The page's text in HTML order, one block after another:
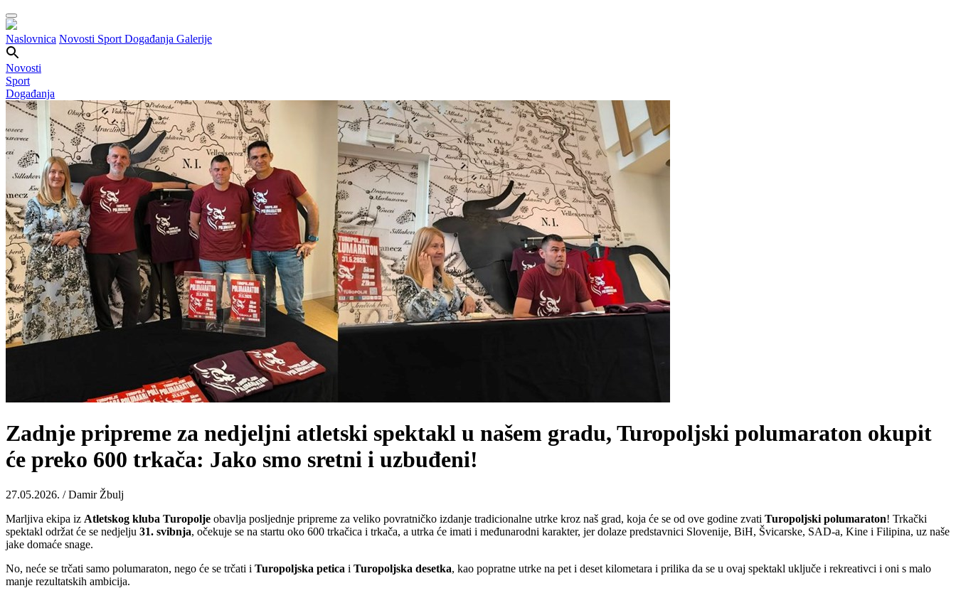
Naslovnica Novosti Sport Događanja Galerije
Novosti
Sport
Događanja
Zadnje pripreme za nedjeljni atletski spektakl u našem gradu, Turopoljski polumaraton okupit
će preko 600 trkača: Jako smo sretni i uzbuđeni!
27.05.2026. / Damir Žbulj
Marljiva ekipa iz Atletskog kluba Turopolje obavlja posljednje pripreme za veliko povratničko izdanje tradicionalne utrke kroz naš grad, koja će se od ove godine zvati Turopoljski polumaraton! Trkački
spektakl održat će se nedjelju 31. svibnja, očekuje se na startu oko 600 trkačica i trkača, a utrka će imati i međunarodni karakter, jer dolaze predstavnici Slovenije, BiH, Švicarske, SAD-a, Kine i Filipina, uz naše
jake domaće snage.
No, neće se trčati samo polumaraton, nego će se trčati i Turopoljska petica i Turopoljska desetka, kao popratne utrke na pet i deset kilometara i prilika da se u ovaj spektakl uključe i rekreativci i oni s malo
manje rezultatskih ambicija.